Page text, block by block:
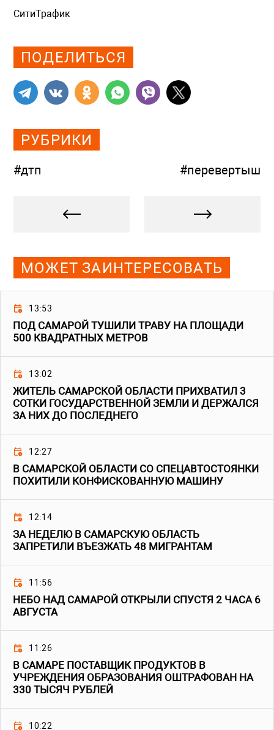
СитиТрафик
ПОДЕЛИТЬСЯ
РУБРИКИ
#дтп #перевертыш
МОЖЕТ ЗАИНТЕРЕСОВАТЬ
13:53
ПОД САМАРОЙ ТУШИЛИ ТРАВУ НА ПЛОЩАДИ
500 КВАДРАТНЫХ МЕТРОВ
13:02
ЖИТЕЛЬ САМАРСКОЙ ОБЛАСТИ ПРИХВАТИЛ 3
СОТКИ ГОСУДАРСТВЕННОЙ ЗЕМЛИ И ДЕРЖАЛСЯ
ЗА НИХ ДО ПОСЛЕДНЕГО
12:27
В САМАРСКОЙ ОБЛАСТИ СО СПЕЦАВТОСТОЯНКИ
ПОХИТИЛИ КОНФИСКОВАННУЮ МАШИНУ
12:14
ЗА НЕДЕЛЮ В САМАРСКУЮ ОБЛАСТЬ
ЗАПРЕТИЛИ ВЪЕЗЖАТЬ 48 МИГРАНТАМ
11:56
НЕБО НАД САМАРОЙ ОТКРЫЛИ СПУСТЯ 2 ЧАСА 6
АВГУСТА
11:26
В САМАРЕ ПОСТАВЩИК ПРОДУКТОВ В
УЧРЕЖДЕНИЯ ОБРАЗОВАНИЯ ОШТРАФОВАН НА
330 ТЫСЯЧ РУБЛЕЙ
10:22